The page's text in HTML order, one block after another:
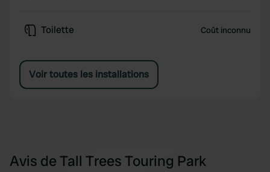
Toilette Coût inconnu
Voir toutes les installations
Avis de Tall Trees Touring Park